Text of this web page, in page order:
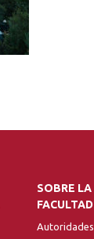
SOBRE LA
FACULTAD
Autoridades